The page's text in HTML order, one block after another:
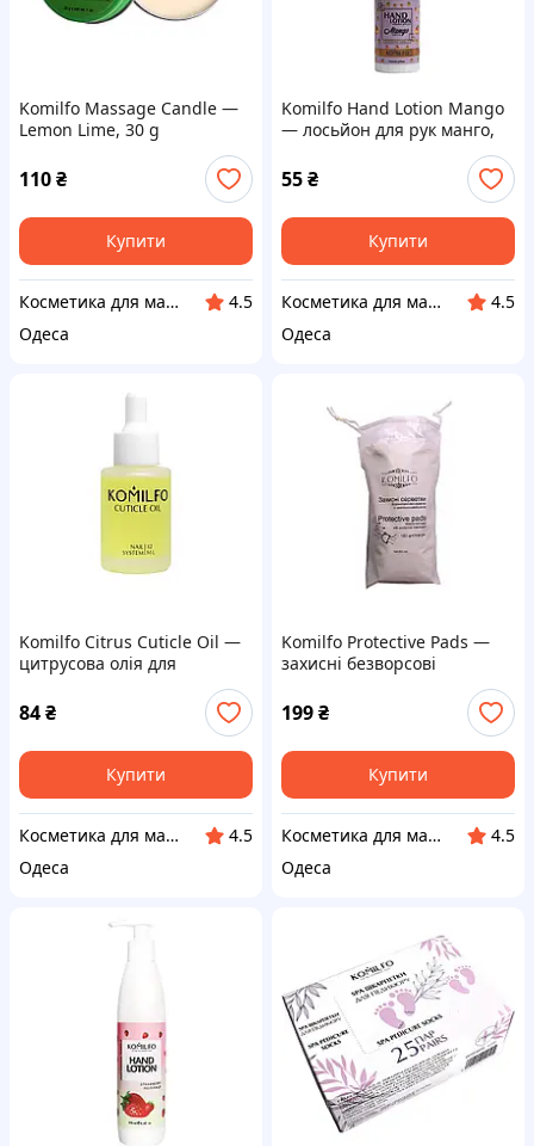
Komilfo Massage Candle —
Lemon Lime, 30 g
110₴
Купити
Косметика для манікюру і педикюру
4.5
Одеса
Komilfo Hand Lotion Mango
— лосьйон для рук манго,
55₴
Купити
Косметика для манікюру і педикюру
4.5
Одеса
Komilfo Citrus Cuticle Oil —
цитрусова олія для
84₴
Купити
Косметика для манікюру і педикюру
4.5
Одеса
Komilfo Protective Pads —
захисні безворсові
199₴
Купити
Косметика для манікюру і педикюру
4.5
Одеса